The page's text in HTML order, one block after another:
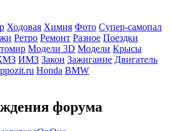
Ходовая Химия Фото Супер-самопал
Ретро Ремонт Разное Поездки
Модели 3D Модели Крысы
ИМЗ Закон Зажигание Двигатель
Honda BMW
форума